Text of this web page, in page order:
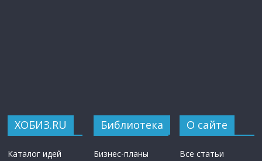
ХОБИЗ.RU
Каталог идей
Библиотека
Бизнес-планы
О сайте
Все статьи